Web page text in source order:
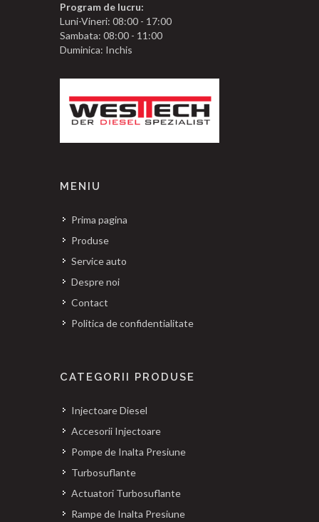
Program de lucru:
Luni-Vineri: 08:00 - 17:00
Sambata: 08:00 - 11:00
Duminica: Inchis
MENIU
Prima pagina
Produse
Service auto
Despre noi
Contact
Politica de confidentialitate
CATEGORII PRODUSE
Injectoare Diesel
Accesorii Injectoare
Pompe de Inalta Presiune
Turbosuflante
Actuatori Turbosuflante
Rampe de Inalta Presiune